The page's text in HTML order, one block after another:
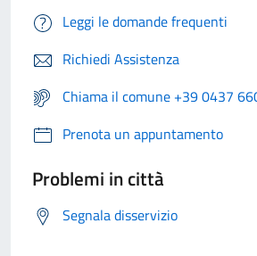
Leggi le domande frequenti
Richiedi Assistenza
Chiama il comune +39 0437
Prenota un appuntamento
Problemi in città
Segnala disservizio